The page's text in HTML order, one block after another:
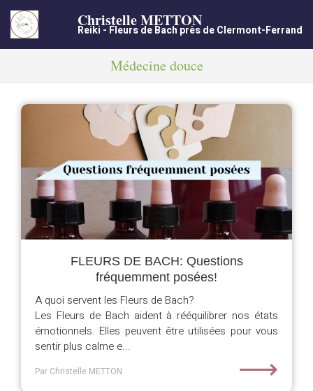
Christelle METTON
Reiki - Fleurs de Bach près de Clermont-Ferrand
Médecine douce
FLEURS DE BACH: Questions
fréquemment posées!
A quoi servent les Fleurs de Bach?
Les Fleurs de Bach aident à rééquilibrer nos états
émotionnels. Elles peuvent être utilisées pour vous
sentir plus calme e...
Par Christelle METTON ⟶